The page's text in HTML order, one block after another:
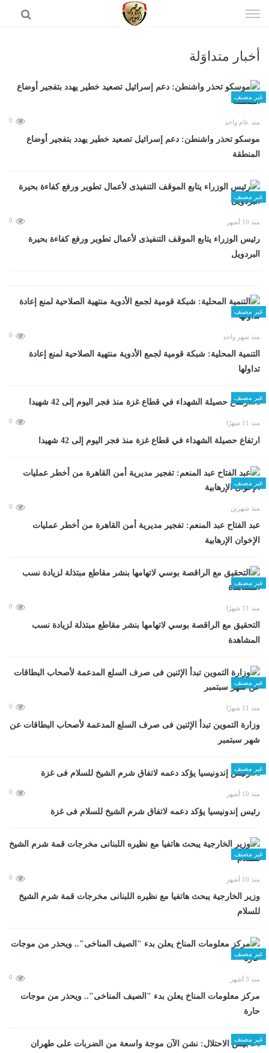
الى
أخبار متداوَلة
غير مصنف
منذ عام واحد 0
موسكو تحذر واشنطن: دعم إسرائيل تصعيد خطير يهدد بتفجير أوضاع
المنطقة
غير مصنف
منذ 10 أشهر 0
رئيس الوزراء يتابع الموقف التنفيذى لأعمال تطوير ورفع كفاءة بحيرة
البردويل
غير مصنف
منذ شهر واحد 0
التنمية المحلية: شبكة قومية لجمع الأدوية منتهية الصلاحية لمنع إعادة
تداولها
غير مصنف
منذ 11 شهرًا 0
ارتفاع حصيلة الشهداء في قطاع غزة منذ فجر اليوم إلى 42 شهيدا
غير مصنف
منذ شهرين 0
عبد الفتاح عبد المنعم: تفجير مديرية أمن القاهرة من أخطر عمليات
الإخوان الإرهابية
غير مصنف
منذ 11 شهرًا 0
التحقيق مع الراقصة بوسي لاتهامها بنشر مقاطع مبتذلة لزيادة نسب
المشاهدة
غير مصنف
منذ 11 شهرًا 0
وزارة التموين تبدأ الإثنين فى صرف السلع المدعمة لأصحاب البطاقات عن
شهر سبتمبر
غير مصنف
منذ 10 أشهر 0
رئيس إندونيسيا يؤكد دعمه لاتفاق شرم الشيخ للسلام فى غزة
غير مصنف
منذ 10 أشهر 0
وزير الخارجية يبحث هاتفيا مع نظيره اللبنانى مخرجات قمة شرم الشيخ
للسلام
غير مصنف
منذ 3 أشهر 0
مركز معلومات المناخ يعلن بدء "الصيف المناخى".. ويحذر من موجات
حارة
غير مصنف